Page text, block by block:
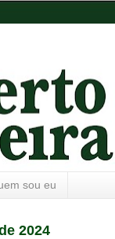
sou eu
2024